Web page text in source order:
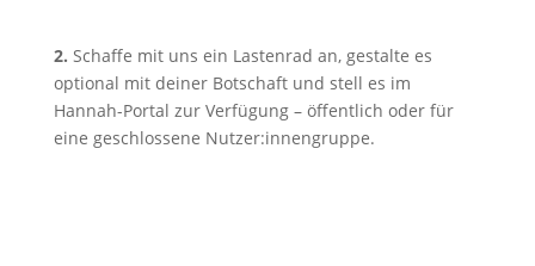
2. Schaffe mit uns ein Lastenrad an, gestalte es
optional mit deiner Botschaft und stell es im
Hannah-Portal zur Verfügung – öffentlich oder für
eine geschlossene Nutzer:innengruppe.